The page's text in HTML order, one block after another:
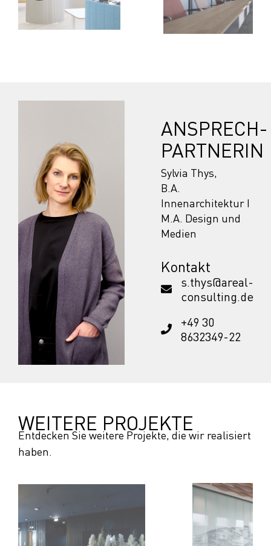
ANSPRECH­
PARTNERIN
Sylvia Thys,
B.A.
Innenarchitektur I
M.A. Design und
Medien
Kontakt
s.thys@areal-
consulting.de
+49 30
8632349-22
WEITERE PROJEKTE
Entdecken Sie weitere Projekte, die wir realisiert
haben.